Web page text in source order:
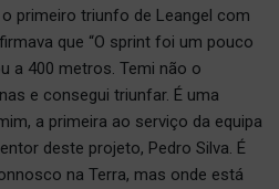
primeiro triunfo de Leangel com
que “O sprint foi um pouco
a 400 metros. Temi não o
e consegui triunfar. É uma
a primeira ao serviço da equipa
deste projeto, Pedro Silva. É
na Terra, mas onde está